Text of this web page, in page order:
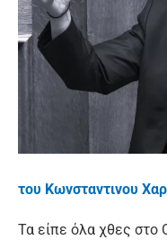
του Κωνσταντινου
Τα είπε όλα χθες στο